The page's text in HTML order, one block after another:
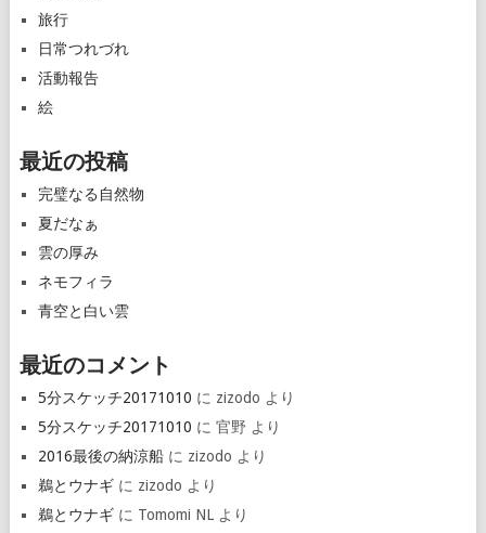
旅行
日常つれづれ
活動報告
絵
最近の投稿
完璧なる自然物
夏だなぁ
雲の厚み
ネモフィラ
青空と白い雲
最近のコメント
5分スケッチ20171010 に zizodo より
5分スケッチ20171010 に 官野 より
2016最後の納涼船に zizodo より
鵜とウナギに zizodo より
鵜とウナギに Tomomi NLより